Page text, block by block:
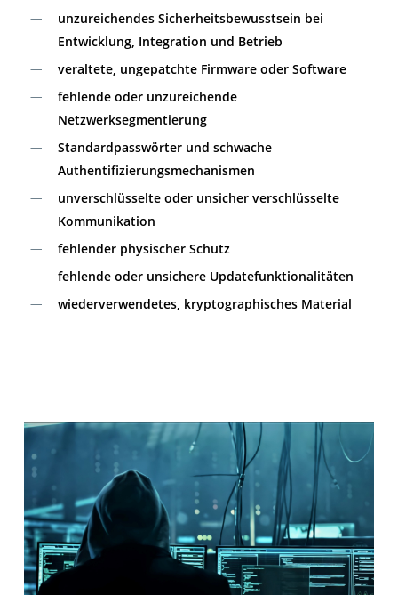
unzureichendes Sicherheitsbewusstsein bei
Entwicklung, Integration und Betrieb
veraltete, ungepatchte Firmware oder Software
fehlende oder unzureichende
Netzwerksegmentierung
Standardpasswörter und schwache
Authentifizierungsmechanismen
unverschlüsselte oder unsicher verschlüsselte
Kommunikation
fehlender physischer Schutz
fehlende oder unsichere Updatefunktionalitäten
wiederverwendetes, kryptographisches Material